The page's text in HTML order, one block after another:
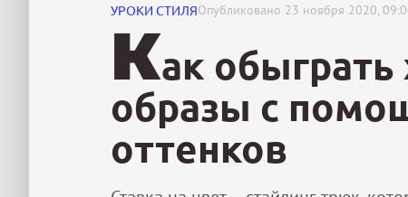
УРОКИ СТИЛЯОпубликовано 23 ноября 2020,
Как
образы с
оттенков